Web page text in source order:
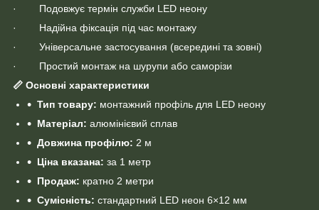
· Подовжує термін служби LED неону
· Надійна фіксація під час монтажу
· Універсальне застосування (всередині та зовні)
· Простий монтаж на шурупи або саморізи
📏 Основні характеристики
Тип товару: монтажний профіль для LED неону
Матеріал: алюмінієвий сплав
Довжина профілю: 2 м
Ціна вказана: за 1 метр
Продаж: кратно 2 метри
Сумісність: стандартний LED неон 6×12 мм